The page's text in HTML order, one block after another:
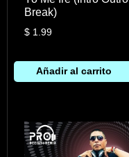
Break)
$1.99
Añadir al carrito